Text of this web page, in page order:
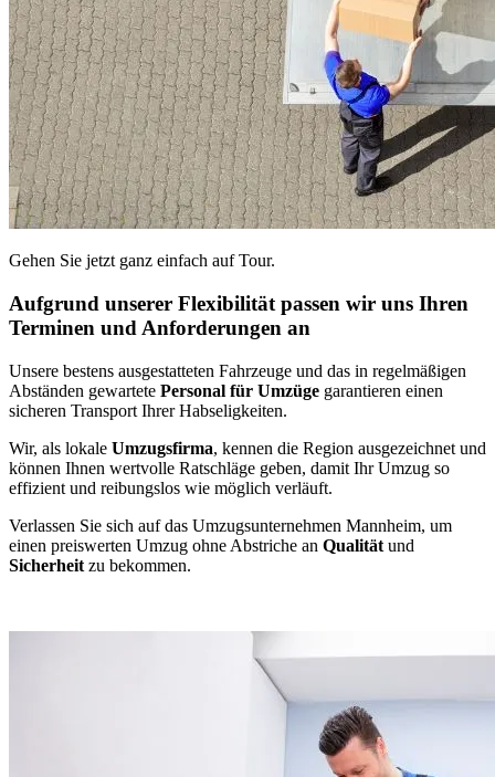
Gehen Sie jetzt ganz einfach auf Tour.
Aufgrund unserer Flexibilität passen wir uns Ihren
Terminen und Anforderungen an
Unsere bestens ausgestatteten Fahrzeuge und das in regelmäßigen
Abständen gewartete Personal für Umzüge garantieren einen
sicheren Transport Ihrer Habseligkeiten.
Wir, als lokale Umzugsfirma, kennen die Region ausgezeichnet und
können Ihnen wertvolle Ratschläge geben, damit Ihr Umzug so
effizient und reibungslos wie möglich verläuft.
Verlassen Sie sich auf das Umzugsunternehmen Mannheim, um
einen preiswerten Umzug ohne Abstriche an Qualität und
Sicherheit zu bekommen.